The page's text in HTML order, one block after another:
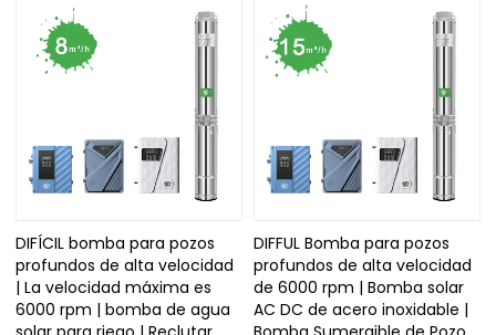
DIFÍCIL bomba para pozos
profundos de alta velocidad
| La velocidad máxima es
6000 rpm | bomba de agua
DIFFUL Bomba para pozos
profundos de alta velocidad
de 6000 rpm | Bomba solar
AC DC de acero inoxidable |